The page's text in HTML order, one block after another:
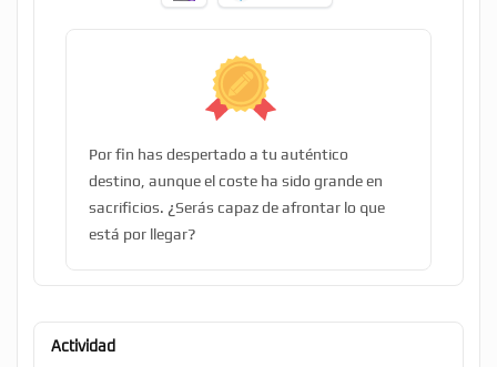
Por fin has despertado a tu auténtico
destino, aunque el coste ha sido grande en
sacrificios. ¿Serás capaz de afrontar lo que
está por llegar?
Actividad